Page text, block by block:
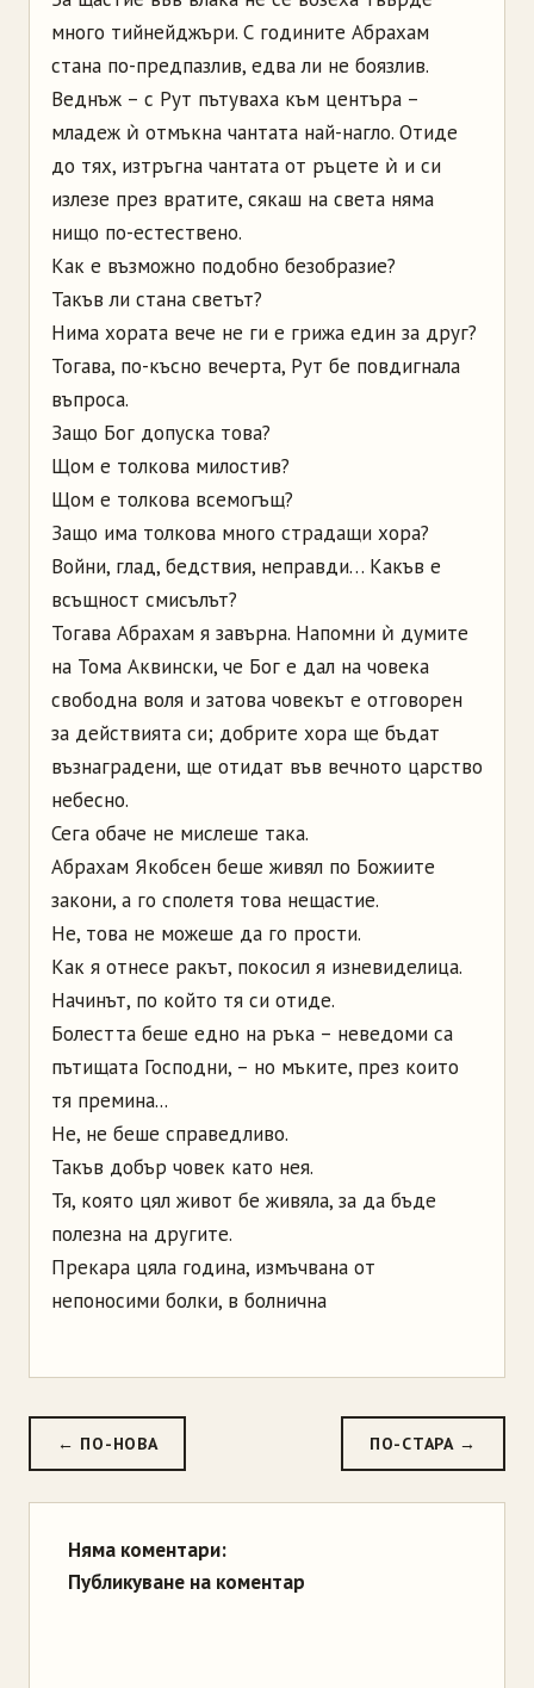
много тийнейджъри. С годините Абрахам
стана по-предпазлив, едва ли не боязлив.
Веднъж – с Рут пътуваха към центъра –
младеж ѝ отмъкна чантата най-нагло. Отиде
до тях, изтръгна чантата от ръцете ѝ и си
излезе през вратите, сякаш на света няма
нищо по-естествено.
Как е възможно подобно безобразие?
Такъв ли стана светът?
Нима хората вече не ги е грижа един за друг?
Тогава, по-късно вечерта, Рут бе повдигнала
въпроса.
Защо Бог допуска това?
Щом е толкова милостив?
Щом е толкова всемогъщ?
Защо има толкова много страдащи хора?
Войни, глад, бедствия, неправди… Какъв е
всъщност смисълът?
Тогава Абрахам я завърна. Напомни ѝ думите
на Тома Аквински, че Бог е дал на човека
свободна воля и затова човекът е отговорен
за действията си; добрите хора ще бъдат
възнаградени, ще отидат във вечното царство
небесно.
Сега обаче не мислеше така.
Абрахам Якобсен беше живял по Божиите
закони, а го сполетя това нещастие.
Не, това не можеше да го прости.
Как я отнесе ракът, покосил я изневиделица.
Начинът, по който тя си отиде.
Болестта беше едно на ръка – неведоми са
пътищата Господни, – но мъките, през които
тя премина...
Не, не беше справедливо.
Такъв добър човек като нея.
Тя, която цял живот бе живяла, за да бъде
полезна на другите.
Прекара цяла година, измъчвана от
непоносими болки, в болнична
← ПО-НОВА ПО-СТАРА →
Няма коментари:
Публикуване на коментар